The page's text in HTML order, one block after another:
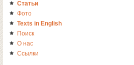
Статьи
Фото
Texts in English
Поиск
О нас
Ссылки